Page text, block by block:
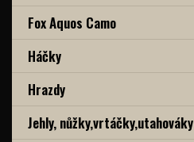
Fox Aquos Camo
Háčky
Hrazdy
Jehly, nůžky,vrtáčky,utahováky